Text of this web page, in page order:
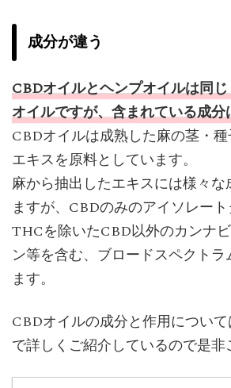
成分が違う
CBDオイルとヘンプオイルは同
オイルですが、含まれている成
CBDオイルは成熟した麻の茎・
エキスを原料としています。
麻から抽出したエキスには様々
ますが、CBDのみのアイソレー
THCを除いたCBD以外のカンナ
ン等を含む、ブロードスペクト
ます。
CBDオイルの成分と作用につい
で詳しくご紹介しているので是非